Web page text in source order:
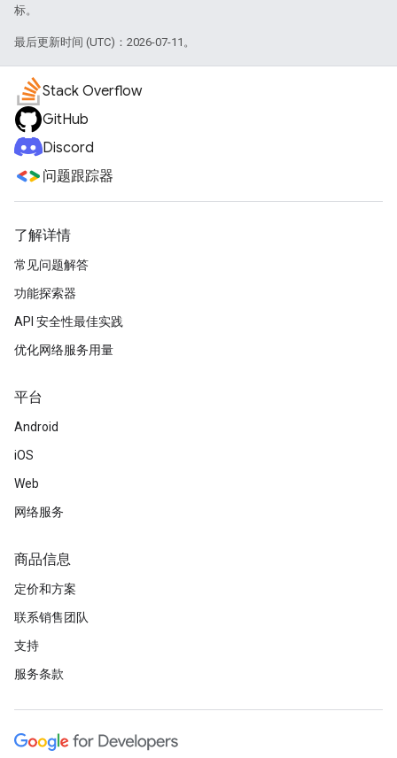
标。
最后更新时间 (UTC)：2026-07-11。
Stack Overflow
GitHub
Discord
问题跟踪器
了解详情
常见问题解答
功能探索器
API 安全性最佳实践
优化网络服务用量
平台
Android
iOS
Web
网络服务
商品信息
定价和方案
联系销售团队
支持
服务条款